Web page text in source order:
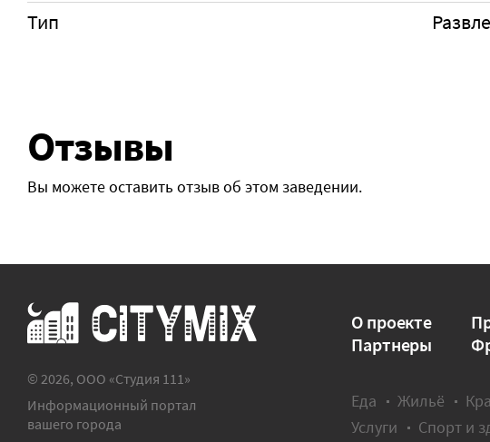
Тип
Отзывы
Вы можете оставить отзыв об этом заведении.
© 2026, ООО «Студия 111»
Информационный портал
вашего города
О проекте
Партнеры
Еда Жильё
Услуги
Спорт и